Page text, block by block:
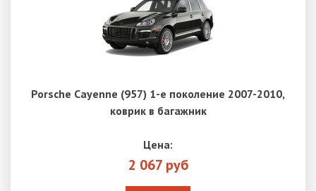
Porsche Cayenne (957) 1-е поколение 2007-2010,
коврик в багажник
Цена:
2 067 руб